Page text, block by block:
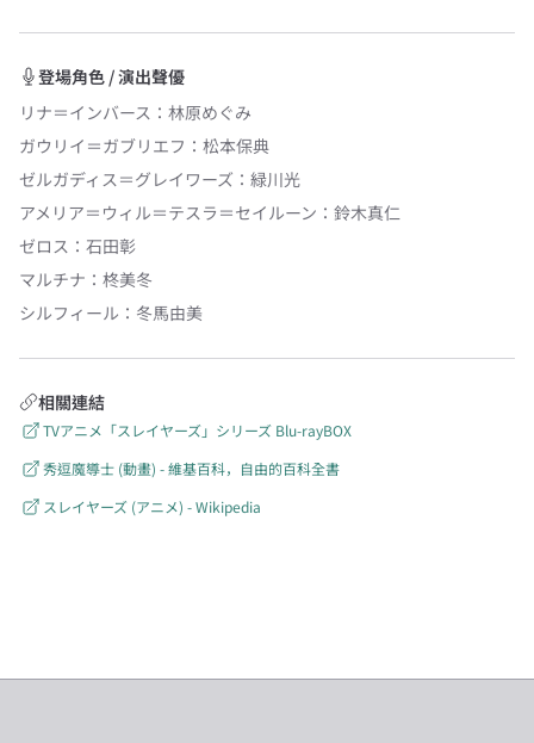
登場角色 / 演出聲優
リナ＝インバース ： 林原めぐみ
ガウリイ＝ガブリエフ ： 松本保典
ゼルガディス＝グレイワーズ ： 緑川光
アメリア＝ウィル＝テスラ＝セイルーン ： 鈴木真仁
ゼロス ： 石田彰
マルチナ ： 柊美冬
シルフィール ： 冬馬由美
相關連結
TVアニメ「スレイヤーズ」シリーズ Blu-rayBOX
秀逗魔導士 (動畫) - 維基百科，自由的百科全書
スレイヤーズ (アニメ) - Wikipedia